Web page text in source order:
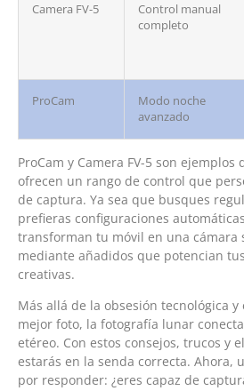
Camera FV-5
Control manual
completo
ProCam
Modo noche
avanzado
ProCam y Camera FV-5 son ejemplos
ofrecen un rango de control que
de captura. Ya sea que busques
prefieras configuraciones
transforman tu móvil en una cámara
mediante añadidos que potencian
creativas.
Más allá de la obsesión tecnológica
mejor foto, la fotografía lunar
etéreo. Con estos consejos, trucos y
estarás en la senda correcta. Ahora,
por responder: ¿eres capaz de